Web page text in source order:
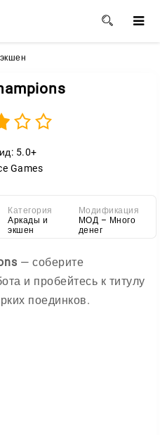
5.0+
Games
Категория
Аркады и
экшен
Модификация
МОД – Много
денег
— соберите
и пробейтесь к титулу
поединков.